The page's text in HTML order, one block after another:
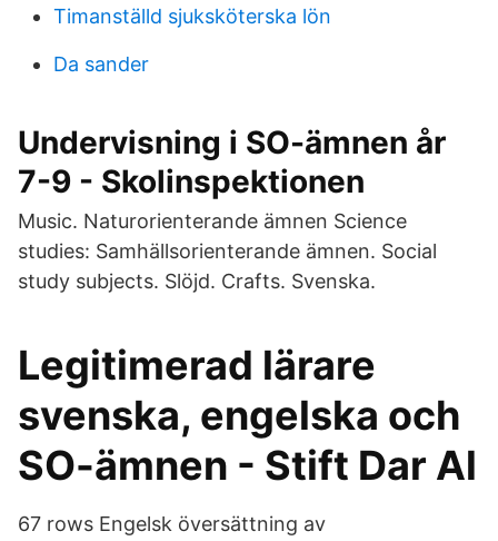
Timanställd sjuksköterska lön
Da sander
Undervisning i SO-ämnen år
7-9 - Skolinspektionen
Music. Naturorienterande ämnen Science
studies: Samhällsorienterande ämnen. Social
study subjects. Slöjd. Crafts. Svenska.
Legitimerad lärare
svenska, engelska och
SO-ämnen - Stift Dar Al
67 rows Engelsk översättning av